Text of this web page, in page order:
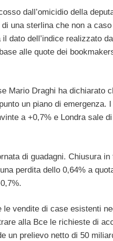
dall’omicidio della
una sterlina che non a
dato dell’indice realizzato
alle quote dei
Mario Draghi ha dichiarato
un piano di emergenza.
a +0,7% e Londra sale
di guadagni. Chiusura
perdita dello 0,64% a
le vendite di case esistenti
alla Bce le richieste di
un prelievo netto di 50